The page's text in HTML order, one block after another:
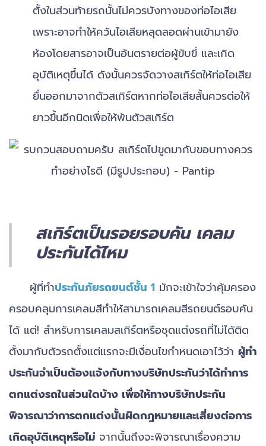
ตั้งในส่วนท้ายรถนั้นไม่ควรบังทางของท่อไอเสีย
เพราะอาจทำให้ควันไอเสียหลุดลอดผ่านเข้ามายัง
ห้องโดยสารอาจเป็นอันตรายต่อผู้ขับขี่ และเกิด
อุบัติเหตุขึ้นได้ ดังนั้นควรจัดวางสเกิร์ตให้ท่อไอเสีย
ยื่นออกมาจากตัวสเกิร์ตหากท่อไอเสียสั้นควรต่อให้
ยาวขึ้นอีกนิดเพื่อให้พ้นตัวสเกิร์ต
สเกิร์ตเป็นรอยรอบคัน เคลม
ประกันได้ไหม
ผู้ที่ทำประกันภัยรถยนต์ชั้น 1 มักจะเข้าใจว่าคุ้มครอง
ครอบคลุมการเคลมสีทำให้สามารถเคลมสีรถยนต์รอบคัน
ได้ แต่! สำหรับการเคลมสเกิร์ตหรือชุดแต่งรถที่ไม่ได้ติด
ตั้งมากับตัวรถตั้งแต่แรกจะมีเงื่อนไขกำหนดเอาไว้ว่า ผู้ทำ
ประกันจำเป็นต้องแจ้งกับทางบริษัทประกันว่าได้ทำการ
ตกแต่งรถในส่วนใดบ้าง เพื่อให้ทางบริษัทประกัน
พิจารณาว่าการตกแต่งนั้นผิดกฎหมายและเสี่ยงต่อการ
เกิดอุบัติเหตุหรือไม่ จากนั้นถึงจะพิจารณาเรื่องความ